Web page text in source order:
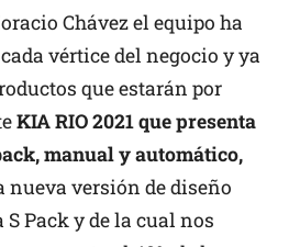
Chávez el equipo ha
vértice del negocio y ya
que estarán por
KIA RIO 2021 que presenta
manual y automático,
nueva versión de diseño
Pack y de la cual nos